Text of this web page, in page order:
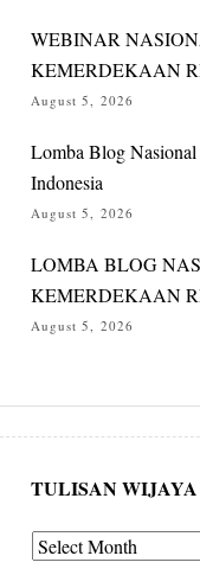
WEBINAR
KEMERDEKAAN
August 5, 2026
Lomba Blog
Indonesia
August 5, 2026
LOMBA BLOG
KEMERDEKAAN
August 5, 2026
TULISAN
Tulisan